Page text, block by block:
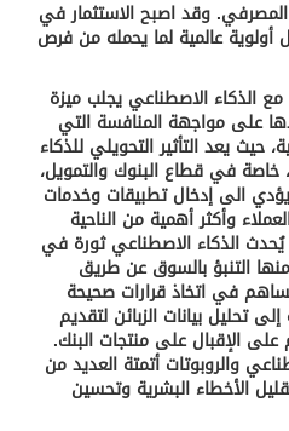
. وقد اصبح الاستثمار في
أولوية عالمية لما يحمله من فرص
مع الذكاء الاصطناعي يجلب ميزة
على مواجهة المنافسة التي
حيث يعد التأثير التحويلي للذكاء
في قطاع البنوك والتمويل،
الى إدخال تطبيقات وخدمات
وأكثر أهمية من الناحية
يُحدث الذكاء الاصطناعي ثورة في
التنبؤ بالسوق عن طريق
في اتخاذ قرارات صحيحة
تحليل بيانات الزبائن لتقديم
الإقبال على منتجات البنك.
والروبوتات أتمتة العديد من
الأخطاء البشرية وتحسين